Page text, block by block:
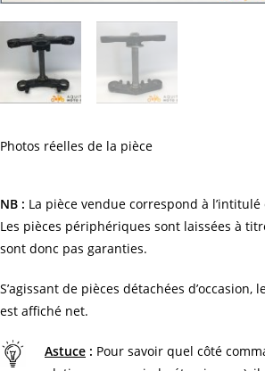
Photos réelles de la pièce
NB : La pièce vendue correspond à l’intitulé
Les pièces périphériques sont laissées à
sont donc pas garanties.
S’agissant de pièces détachées
est affiché net.
Astuce : Pour savoir quel côté